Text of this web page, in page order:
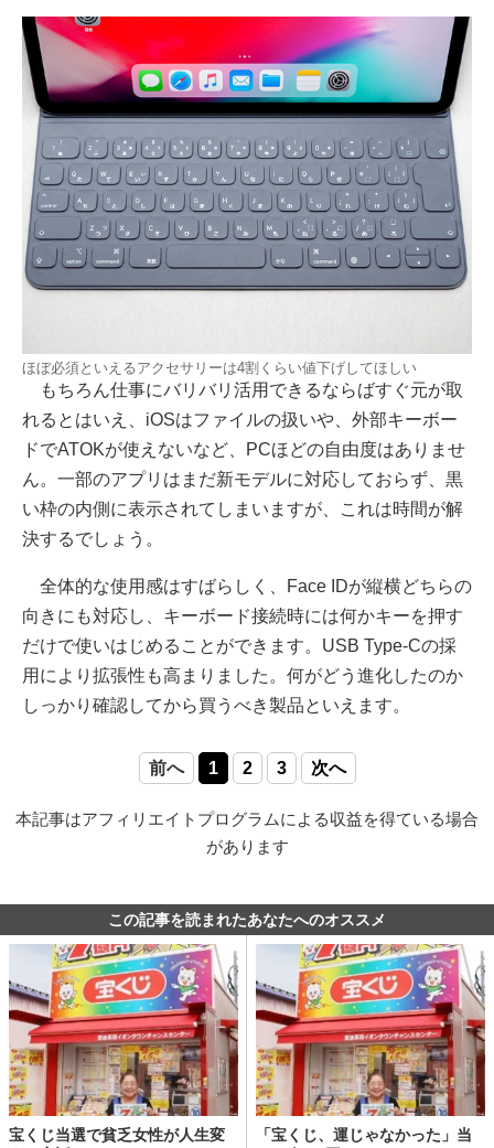
ほぼ必須といえるアクセサリーは4割くらい値下げしてほしい
もちろん仕事にバリバリ活用できるならばすぐ元が取
れるとはいえ、iOSはファイルの扱いや、外部キーボー
ドでATOKが使えないなど、PCほどの自由度はありませ
ん。一部のアプリはまだ新モデルに対応しておらず、黒
い枠の内側に表示されてしまいますが、これは時間が解
決するでしょう。
全体的な使用感はすばらしく、Face IDが縦横どちらの
向きにも対応し、キーボード接続時には何かキーを押す
だけで使いはじめることができます。USB Type-Cの採
用により拡張性も高まりました。何がどう進化したのか
しっかり確認してから買うべき製品といえます。
前へ 1 2 3 次へ
本記事はアフィリエイトプログラムによる収益を得ている場合
があります
この記事を読まれたあなたへのオススメ
宝くじ当選で貧乏女性が人生変
「宝くじ、運じゃなかった」当